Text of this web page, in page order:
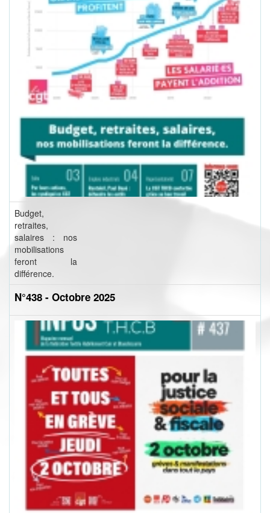
Budget,
retraites,
salaires : nos
mobilisations
feront la
différence.
N°438 - Octobre 2025